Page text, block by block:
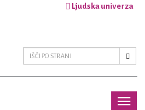
Ljudska univerza